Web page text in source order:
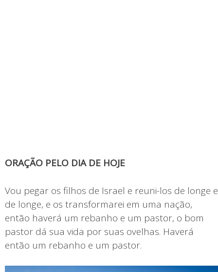
ORAÇÃO PELO DIA DE HOJE
Vou pegar os filhos de Israel e reuni-los de longe e
de longe, e os transformarei em uma nação,
então haverá um rebanho e um pastor, o bom
pastor dá sua vida por suas ovelhas. Haverá
então um rebanho e um pastor.